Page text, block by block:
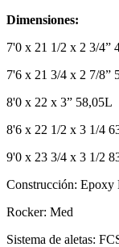
Dimensiones:
7'0 x 21 1/2 x 2 3/4”
7'6 x 21 3/4 x 2 7/8”
8'0 x 22 x 3” 58,05L
8'6 x 22 1/2 x 3 1/4
9'0 x 23 3/4 x 3 1/2
Construcción: Epoxy
Rocker: Med
Sistema de aletas: